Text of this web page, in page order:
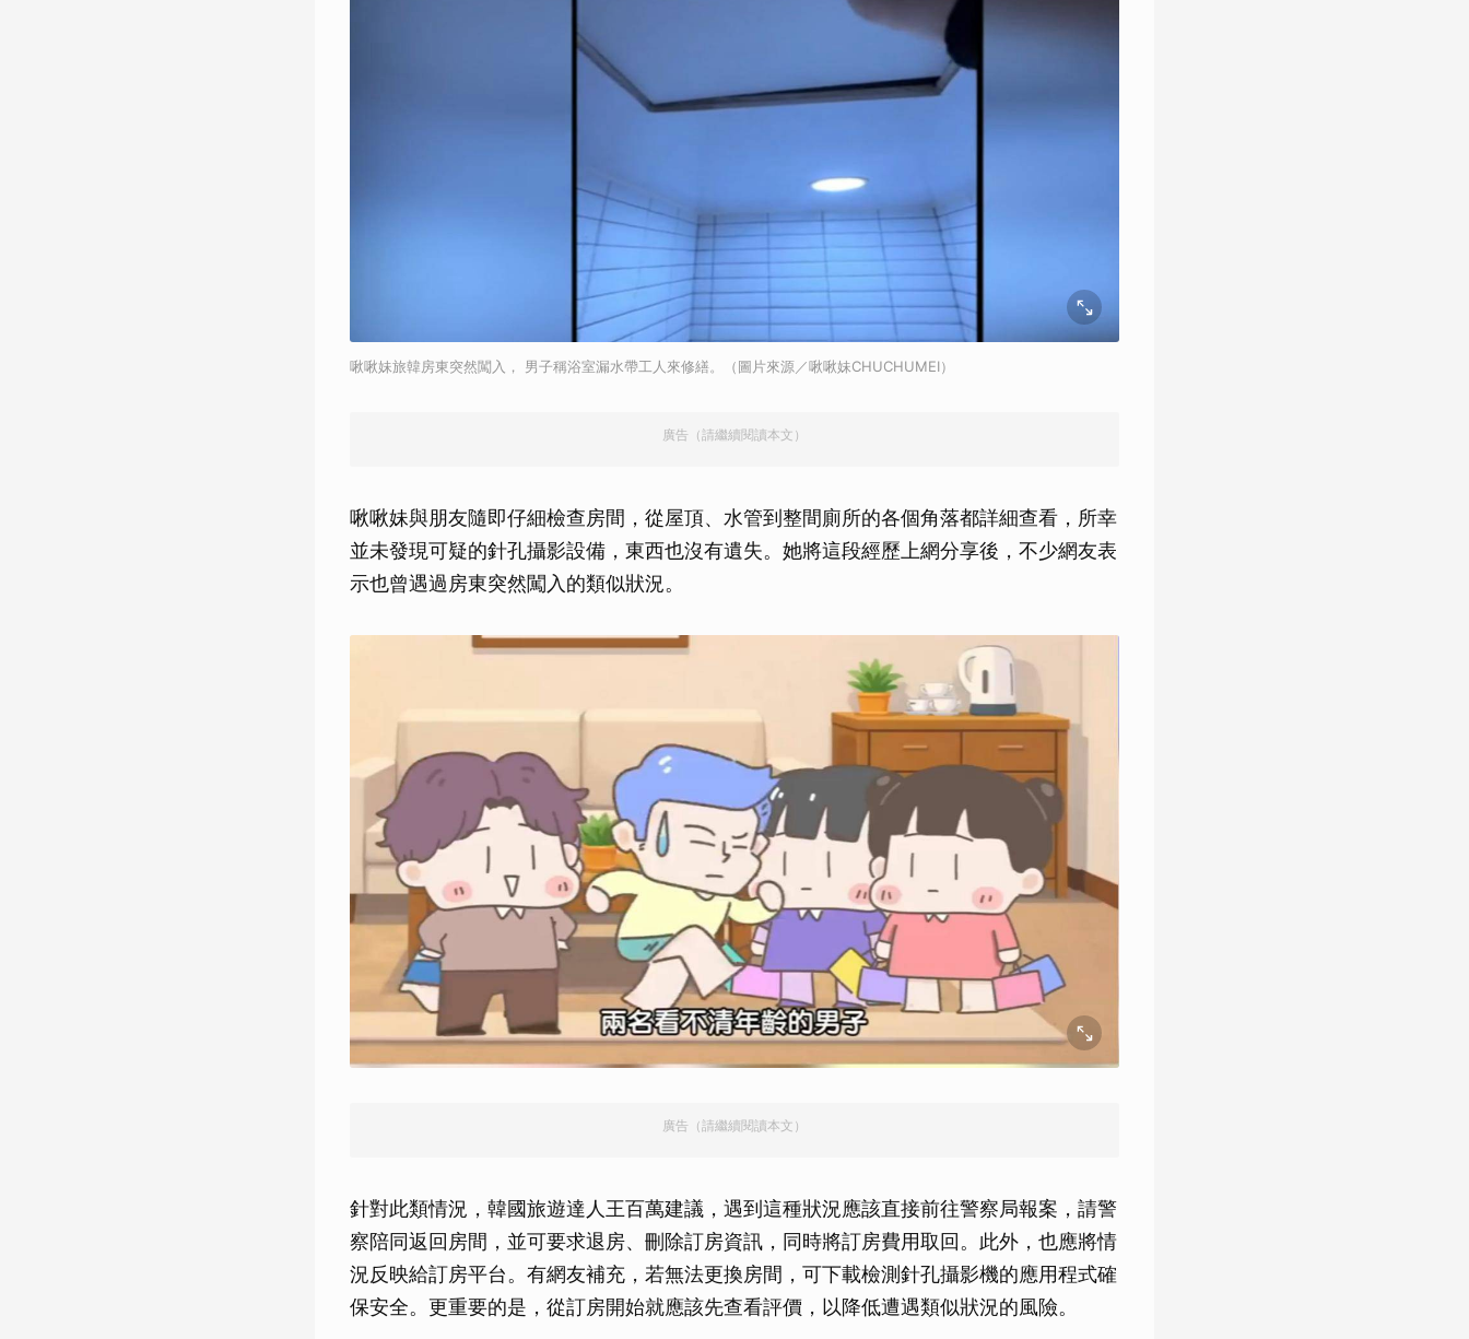
啾啾妹旅韓房東突然闖入， 男子稱浴室漏水帶工人來修繕。（圖片來源／啾啾妹CHUCHUMEI）
廣告（請繼續閱讀本文）
啾啾妹與朋友隨即仔細檢查房間，從屋頂、水管到整間廁所的各個角落都詳細查看，所幸
並未發現可疑的針孔攝影設備，東西也沒有遺失。她將這段經歷上網分享後，不少網友表
示也曾遇過房東突然闖入的類似狀況。
廣告（請繼續閱讀本文）
針對此類情況，韓國旅遊達人王百萬建議，遇到這種狀況應該直接前往警察局報案，請警
察陪同返回房間，並可要求退房、刪除訂房資訊，同時將訂房費用取回。此外，也應將情
況反映給訂房平台。有網友補充，若無法更換房間，可下載檢測針孔攝影機的應用程式確
保安全。更重要的是，從訂房開始就應該先查看評價，以降低遭遇類似狀況的風險。